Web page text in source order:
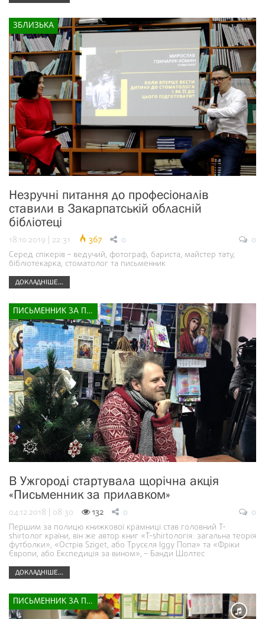
ЗБЛИЗЬКА
Незручні питання до професіоналів
ставили в Закарпатській обласній
бібліотеці
18.10.2019 | 22:31 367 0
0
Серед спікерів – ведучий, фотограф, бариста, майстер тату,
бібліотекарка, стоматолог та письменник
ДОКЛАДНІШЕ...
ПИСЬМЕННИК ЗА ПРИЛАВКОМ
В Ужгороді стартувала щорічна акція
«Письменник за прилавком»
04.12.2018 | 08:30 132 0
0
Першим за полицю книжкової крамниці став головний T-
shirtолог країни, він же автор книг «T-shirtологія: загальна теорія
футболки», «Острів Sziget, або Трусєля Iggy Попа» та «Фріки
Європи, або Експедиція за вином», – Банди Шолтес
ДОКЛАДНІШЕ...
ПИСЬМЕННИК ЗА ПРИЛАВКОМ